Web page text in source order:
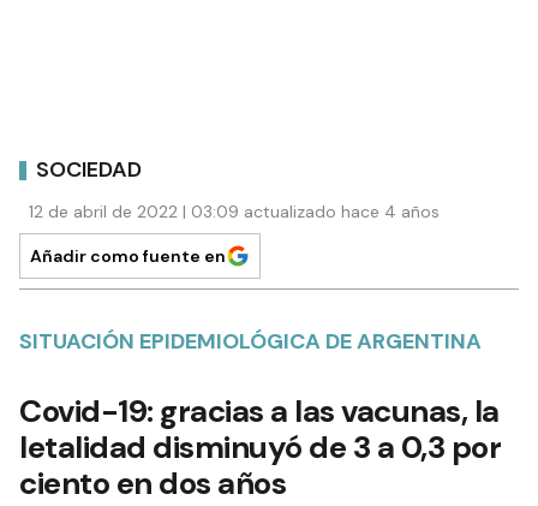
SOCIEDAD
12 de abril de 2022 | 03:09 actualizado hace 4 años
Añadir como fuente en
SITUACIÓN EPIDEMIOLÓGICA DE ARGENTINA
Covid-19: gracias a las vacunas, la
letalidad disminuyó de 3 a 0,3 por
ciento en dos años